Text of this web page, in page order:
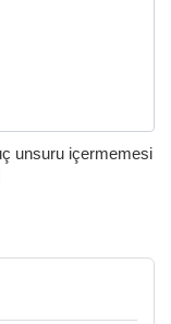
unsuru içermemesi